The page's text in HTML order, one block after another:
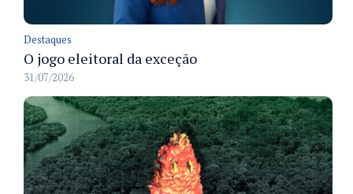
Destaques
O jogo eleitoral da exceção
31/07/2026